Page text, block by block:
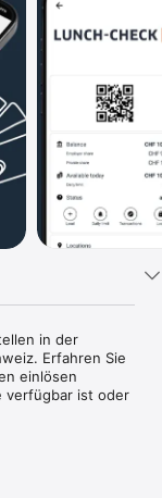
in der
Erfahren Sie
einlösen
verfügbar ist oder
kann die